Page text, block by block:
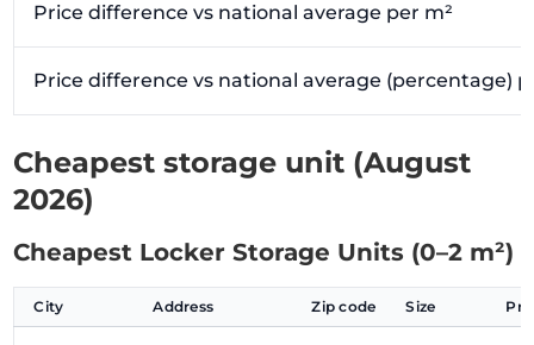
Price difference vs national average per m²
Price difference vs national average (percentage)
Cheapest storage unit (August
2026)
Cheapest Locker Storage Units (0–2 m²)
City Address Zip code Size